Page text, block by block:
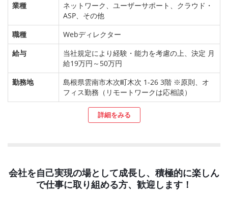
業種
ネットワーク、ユーザーサポート、クラウド・
ASP、その他
職種
Webディレクター
給与
当社規定により経験・能力を考慮の上、決定 月
給19万円～50万円
勤務地
島根県雲南市木次町木次 1-26 3階 ※原則、オ
フィス勤務（リモートワークは応相談）
詳細をみる
会社を自己実現の場として成長し、積極的に楽しん
で仕事に取り組める方、歓迎します！